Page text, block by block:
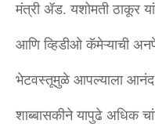
मंत्री ॲड. यशोमती ठाकूर
आणि व्हिडीओ कॅमेऱ्याची
भेटवस्तूमुळे आपल्याला आनंद
शाब्बासकीने यापुढे अधिक